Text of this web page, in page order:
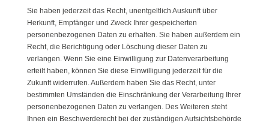
Sie haben jederzeit das Recht, unentgeltlich Auskunft über
Herkunft, Empfänger und Zweck Ihrer gespeicherten
personenbezogenen Daten zu erhalten. Sie haben außerdem ein
Recht, die Berichtigung oder Löschung dieser Daten zu
verlangen. Wenn Sie eine Einwilligung zur Datenverarbeitung
erteilt haben, können Sie diese Einwilligung jederzeit für die
Zukunft widerrufen. Außerdem haben Sie das Recht, unter
bestimmten Umständen die Einschränkung der Verarbeitung Ihrer
personenbezogenen Daten zu verlangen. Des Weiteren steht
Ihnen ein Beschwerderecht bei der zuständigen Aufsichtsbehörde